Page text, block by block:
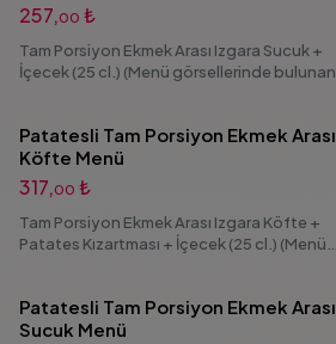
257,00 ₺
Tam Porsiyon Ekmek Arası Izgara Sucuk +
İçecek (25 cl.) (Menü görsellerinde bulunan
Patatesli Tam Porsiyon Ekmek Arası
Köfte Menü
317,00 ₺
Tam Porsiyon Ekmek Arası Izgara Köfte +
Patates Kızartması + İçecek (25 cl.) (Menü
Patatesli Tam Porsiyon Ekmek Arası
Sucuk Menü